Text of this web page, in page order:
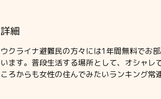
詳細
ウクライナ避難民の方々には1年間無料でお
います。普段生活する場所として、オシャ
ころからも女性の住んでみたいランキング常